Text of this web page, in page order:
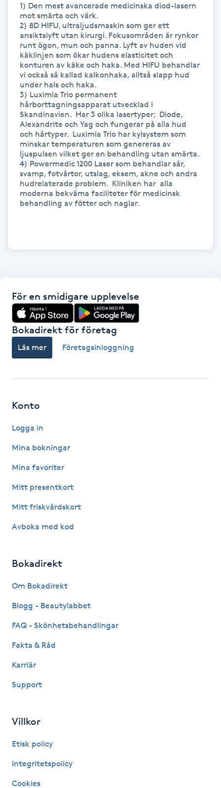
Käkledsbehandling
Kärlbehandling
Laserbehandling
Lashlift Keratin
LED-ljusterapi
Liktornar
LPG
Lymfmassage
Läpptatuering
M
Manikyr & Pedikyr
Medial vägledning
Medicinsk massage
Melasma
Microshading
Nagelförlängning akryl
1) Den mest avancerade medicinska diod-lasern
mot smärta och värk.
2) 8D HIFU, ultraljudsmaskin som ger ett
ansiktslyft utan kirurgi. Fokusområden är rynkor
runt ögon, mun och panna. Lyft av huden vid
käklinjen som ökar hudens elasticitet och
konturen av käke och haka. Med HIFU behandlar
vi också så kallad kalkonhaka, alltså slapp hud
under hals och haka.
3) Luximia Trio permanent
hårborttagningsapparat utvecklad i
Skandinavien.  Har 3 olika lasertyper;  Diode,
Alexandrite och Yag och fungerar på alla hud
och hårtyper.  Luximia Trio har kylsystem som
minskar temperaturen som genereras av
ljuspulsen vilket ger en behandling utan smärta.
4) Powermedic 1200 Laser som behandlar sår,
svamp, fotvårtor, utslag, eksem, akne och andra
hudrelaterade problem.  Kliniken har  alla
moderna bekväma faciliteter för medicinsk
behandling av fötter och naglar.
För en smidigare upplevelse
Bokadirekt för företag
Läs mer Företagsinloggning
Konto
Logga in
Mina bokningar
Mina favoriter
Mitt presentkort
Mitt friskvårdskort
Avboka med kod
Bokadirekt
Om Bokadirekt
Blogg - Beautylabbet
FAQ - Skönhetsbehandlingar
Fakta & Råd
Karriär
Support
Villkor
Etisk policy
Integritetspolicy
Cookies